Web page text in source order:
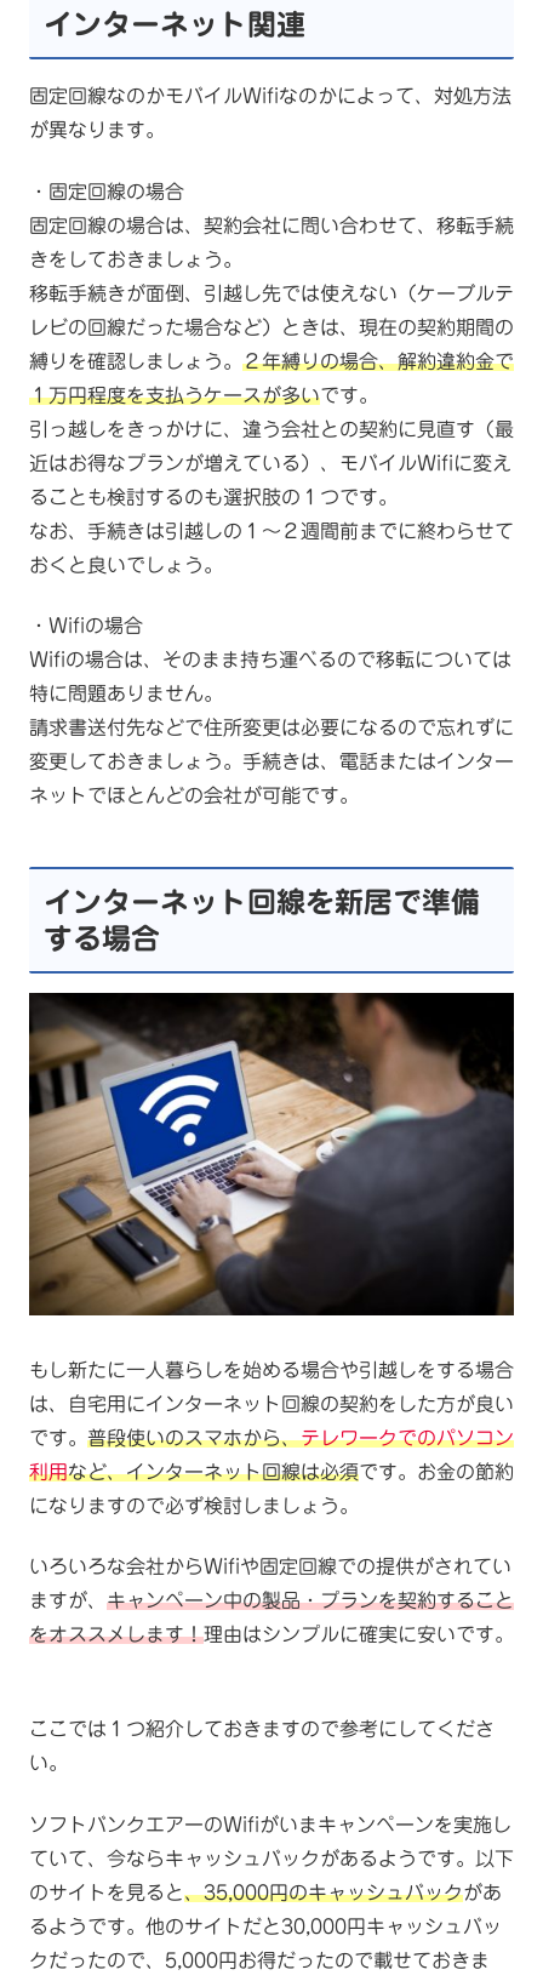
インターネット関連
固定回線なのかモバイルWifiなのかによって、対処方法
が異なります。
・固定回線の場合
固定回線の場合は、契約会社に問い合わせて、移転手続
きをしておきましょう。
移転手続きが面倒、引越し先では使えない（ケーブルテ
レビの回線だった場合など）ときは、現在の契約期間の
縛りを確認しましょう。 ２年縛りの場合、解約違約金で
１万円程度を支払うケースが多いです。
引っ越しをきっかけに、違う会社との契約に見直す（最
近はお得なプランが増えている）、モバイルWifiに変え
ることも検討するのも選択肢の１つです。
なお、手続きは引越しの１～２週間前までに終わらせて
おくと良いでしょう。
・Wifiの場合
Wifiの場合は、そのまま持ち運べるので移転については
特に問題ありません。
請求書送付先などで住所変更は必要になるので忘れずに
変更しておきましょう。手続きは、電話またはインター
ネットでほとんどの会社が可能です。
インターネット回線を新居で準備
する場合
もし新たに一人暮らしを始める場合や引越しをする場合
は、自宅用にインターネット回線の契約をした方が良い
です。 普段使いのスマホから、テレワークでのパソコン
利用など、インターネット回線は必須です。お金の節約
になりますので必ず検討しましょう。
いろいろな会社からWifiや固定回線での提供がされてい
ますが、 キャンペーン中の製品・プランを契約すること
をオススメします！理由はシンプルに確実に安いです。
ここでは１つ紹介しておきますので参考にしてくださ
い。
ソフトバンクエアーのWifiがいまキャンペーンを実施し
ていて、今ならキャッシュバックがあるようです。以下
のサイトを見ると、35,000円のキャッシュバックがあ
るようです。他のサイトだと30,000円キャッシュバッ
クだったので、5,000円お得だったので載せておきま